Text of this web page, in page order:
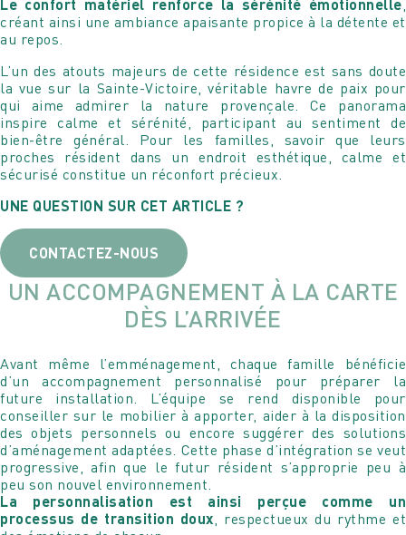
Le confort matériel renforce la sérénité émotionnelle
créant ainsi une ambiance apaisante propice à la détente et
au repos.
L’un des atouts majeurs de cette résidence est sans doute
la vue sur la Sainte-Victoire, véritable havre de paix pour
qui aime admirer la nature provençale. Ce panorama
inspire calme et sérénité, participant au sentiment de
bien-être général. Pour les familles, savoir que leurs
proches résident dans un endroit esthétique, calme et
sécurisé constitue un réconfort précieux.
UNE QUESTION SUR CET ARTICLE ?
CONTACTEZ-NOUS
UN ACCOMPAGNEMENT À LA CARTE
DÈS L’ARRIVÉE
Avant même l’emménagement, chaque famille bénéficie
d’un accompagnement personnalisé pour préparer la
future installation. L’équipe se rend disponible pour
conseiller sur le mobilier à apporter, aider à la disposition
des objets personnels ou encore suggérer des solutions
d’aménagement adaptées. Cette phase d’intégration se veut
progressive, afin que le futur résident s’approprie peu à
peu son nouvel environnement.
La personnalisation est ainsi perçue comme un
processus de transition doux , respectueux du rythme et
Je suis à votre entière disposition pour répondre à toutes
vos questions ou pour simplement échanger avec vous !
Votre nom
Votre e-mail
Votre n° de téléphone
Votre message
Pour soumettre ce formulaire, vous devez
programmer avec vous une visite de la résidence et
pouvoir également répondre à toutes vos questions.
Votre nom
Votre e-mail
Votre n° de téléphone
Votre message et vos disponibilités